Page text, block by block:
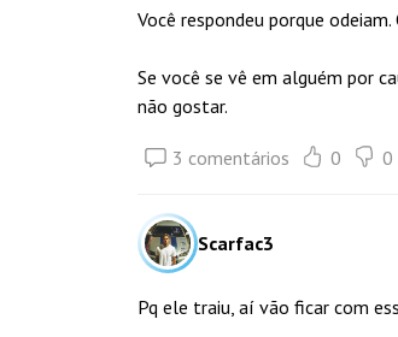
Você respondeu porque
Se você se vê em alguém por
não gostar.
3 comentários 0 0
Scarfac3
Pq ele traiu, aí vão ficar com